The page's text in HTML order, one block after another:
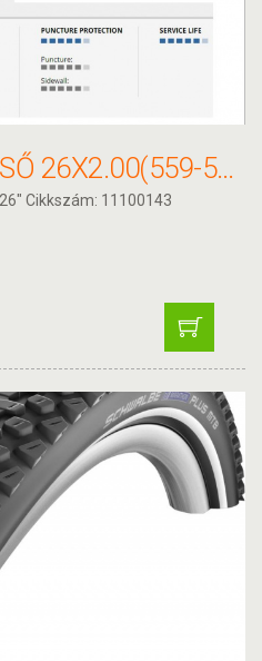
SCHWALBE KÜLSŐ 26X2.00(559-50) MARATHON PERF HS420 GREEN EC REF TW 970G
Cikkszám: 11100143